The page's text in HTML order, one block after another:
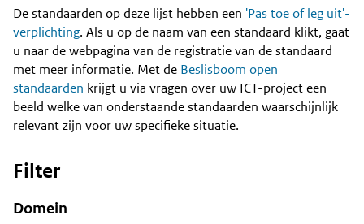
Content
De standaarden op deze lijst hebben een 'Pas toe of leg uit'-
verplichting. Als u op de naam van een standaard klikt, gaat
u naar de webpagina van de registratie van de standaard
met meer informatie. Met de Beslisboom open
standaarden krijgt u via vragen over uw ICT-project een
beeld welke van onderstaande standaarden waarschijnlijk
relevant zijn voor uw specifieke situatie.
Filter
Domein